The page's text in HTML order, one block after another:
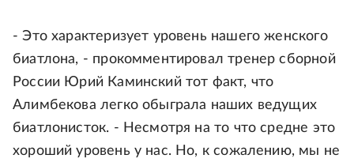
- Это характеризует уровень нашего женского
биатлона, - прокомментировал тренер сборной
России Юрий Каминский тот факт, что
Алимбекова легко обыграла наших ведущих
биатлонисток. - Несмотря на то что средне это
хороший уровень у нас. Но, к сожалению, мы не